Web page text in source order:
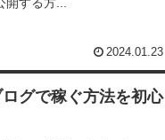
開する方...
2024.01.23
グで稼ぐ方法を初心